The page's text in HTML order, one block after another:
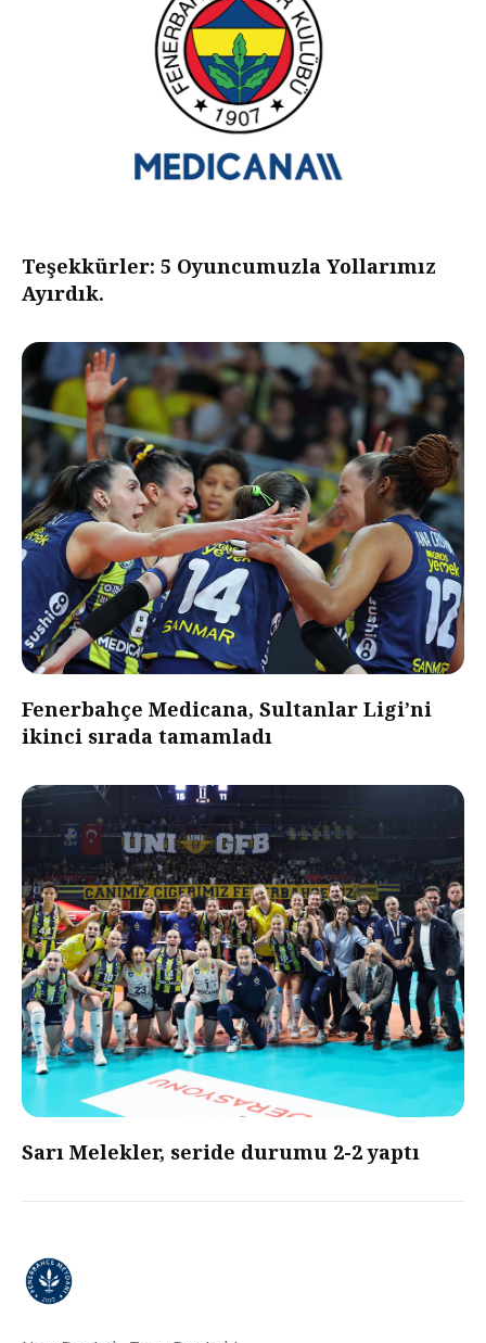
Teşekkürler: 5 Oyuncumuzla Yollarımız
Ayırdık.
Fenerbahçe Medicana, Sultanlar Ligi’ni
ikinci sırada tamamladı
Sarı Melekler, seride durumu 2-2 yaptı